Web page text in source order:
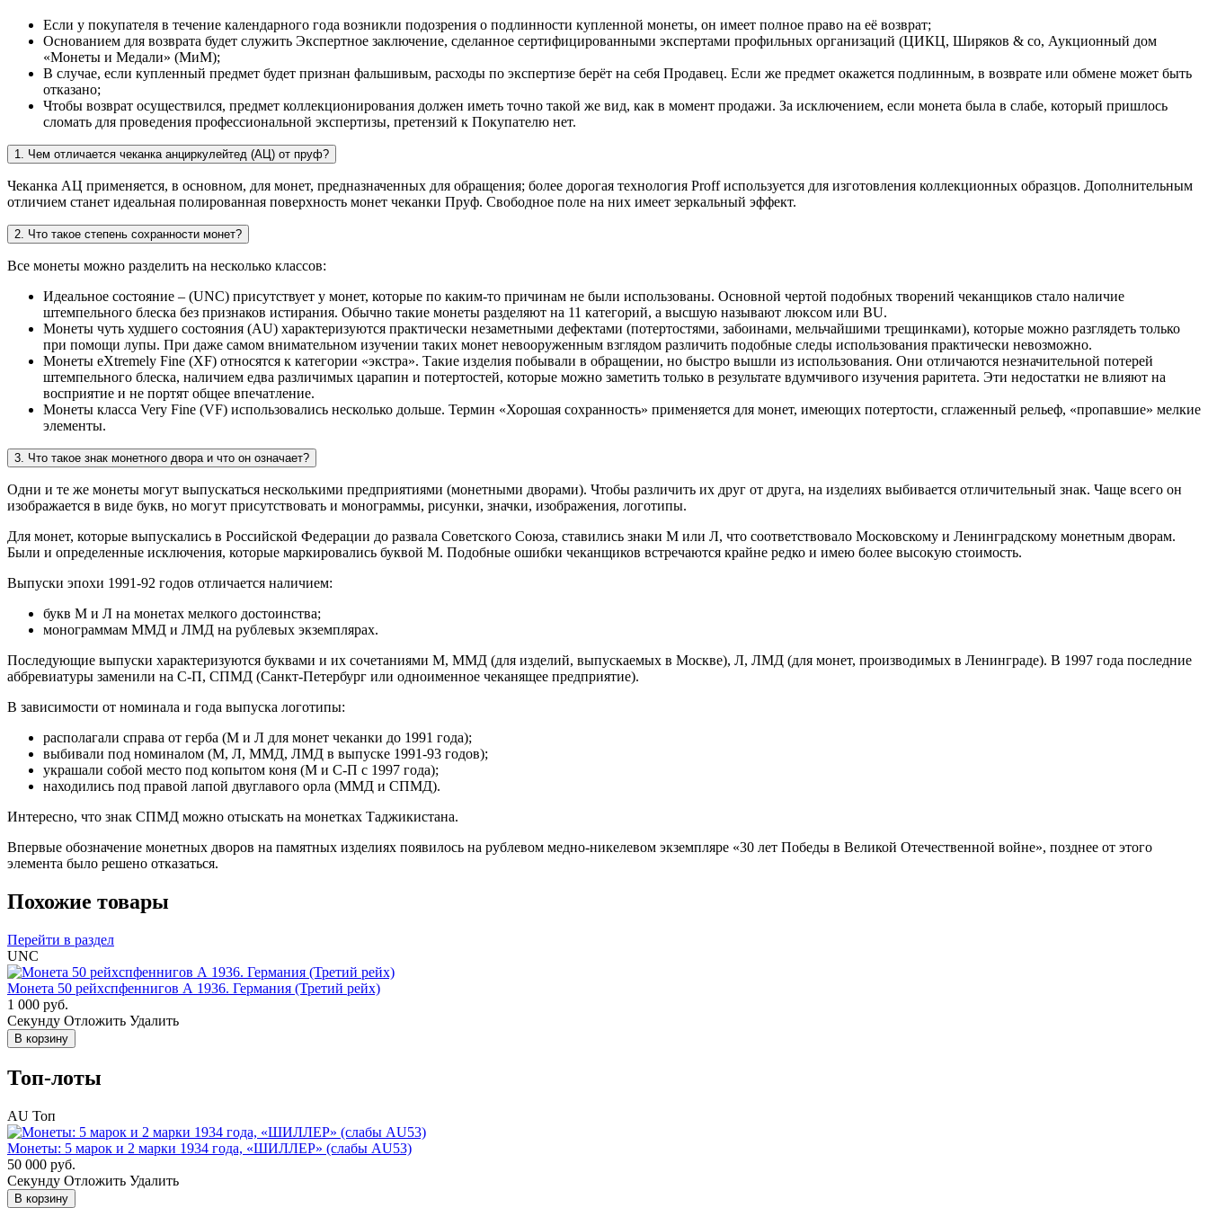
Если у покупателя в течение календарного года возникли подозрения о подлинности купленной монеты, он имеет полное право на её возврат;
Основанием для возврата будет служить Экспертное заключение, сделанное сертифицированными экспертами профильных организаций (ЦИКЦ, Ширяков & co, Аукционный дом
«Монеты и Медали» (МиМ);
В случае, если купленный предмет будет признан фальшивым, расходы по экспертизе берёт на себя Продавец. Если же предмет окажется подлинным, в возврате или обмене может быть
отказано;
Чтобы возврат осуществился, предмет коллекционирования должен иметь точно такой же вид, как в момент продажи. За исключением, если монета была в слабе, который пришлось
сломать для проведения профессиональной экспертизы, претензий к Покупателю нет.
1. Чем отличается чеканка анциркулейтед (АЦ) от пруф?
Чеканка АЦ применяется, в основном, для монет, предназначенных для обращения; более дорогая технология Proff используется для изготовления коллекционных образцов. Дополнительным
отличием станет идеальная полированная поверхность монет чеканки Пруф. Свободное поле на них имеет зеркальный эффект.
2. Что такое степень сохранности монет?
Все монеты можно разделить на несколько классов:
Идеальное состояние – (UNC) присутствует у монет, которые по каким-то причинам не были использованы. Основной чертой подобных творений чеканщиков стало наличие
штемпельного блеска без признаков истирания. Обычно такие монеты разделяют на 11 категорий, а высшую называют люксом или BU.
Монеты чуть худшего состояния (AU) характеризуются практически незаметными дефектами (потертостями, забоинами, мельчайшими трещинками), которые можно разглядеть только
при помощи лупы. При даже самом внимательном изучении таких монет невооруженным взглядом различить подобные следы использования практически невозможно.
Монеты eXtremely Fine (XF) относятся к категории «экстра». Такие изделия побывали в обращении, но быстро вышли из использования. Они отличаются незначительной потерей
штемпельного блеска, наличием едва различимых царапин и потертостей, которые можно заметить только в результате вдумчивого изучения раритета. Эти недостатки не влияют на
восприятие и не портят общее впечатление.
Монеты класса Very Fine (VF) использовались несколько дольше. Термин «Хорошая сохранность» применяется для монет, имеющих потертости, сглаженный рельеф, «пропавшие» мелкие
элементы.
3. Что такое знак монетного двора и что он означает?
Одни и те же монеты могут выпускаться несколькими предприятиями (монетными дворами). Чтобы различить их друг от друга, на изделиях выбивается отличительный знак. Чаще всего он
изображается в виде букв, но могут присутствовать и монограммы, рисунки, значки, изображения, логотипы.
Для монет, которые выпускались в Российской Федерации до развала Советского Союза, ставились знаки М или Л, что соответствовало Московскому и Ленинградскому монетным дворам.
Были и определенные исключения, которые маркировались буквой М. Подобные ошибки чеканщиков встречаются крайне редко и имею более высокую стоимость.
Выпуски эпохи 1991-92 годов отличается наличием:
букв М и Л на монетах мелкого достоинства;
монограммам ММД и ЛМД на рублевых экземплярах.
Последующие выпуски характеризуются буквами и их сочетаниями М, ММД (для изделий, выпускаемых в Москве), Л, ЛМД (для монет, производимых в Ленинграде). В 1997 года последние
аббревиатуры заменили на С-П, СПМД (Санкт-Петербург или одноименное чеканящее предприятие).
В зависимости от номинала и года выпуска логотипы:
располагали справа от герба (М и Л для монет чеканки до 1991 года);
выбивали под номиналом (М, Л, ММД, ЛМД в выпуске 1991-93 годов);
украшали собой место под копытом коня (М и С-П с 1997 года);
находились под правой лапой двуглавого орла (ММД и СПМД).
Интересно, что знак СПМД можно отыскать на монетках Таджикистана.
Впервые обозначение монетных дворов на памятных изделиях появилось на рублевом медно-никелевом экземпляре «30 лет Победы в Великой Отечественной войне», позднее от этого
элемента было решено отказаться.
Похожие товары
Перейти в раздел
UNC
Монета 50 рейхспфеннигов А 1936. Германия (Третий рейх)
1 000 руб.
Cекунду Отложить Удалить
В корзину
Топ-лоты
AU Топ
Монеты: 5 марок и 2 марки 1934 года, «ШИЛЛЕР» (слабы AU53)
50 000 руб.
Cекунду Отложить Удалить
В корзину